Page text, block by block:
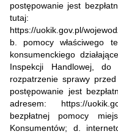
postępowanie jest
tutaj:
https://uokik.gov.pl/
b. pomocy właściwego
konsumenckiego
Inspekcji Handlowej,
rozpatrzenie sprawy
postępowanie jest
adresem: https://
bezpłatnej pomocy
Konsumentów; d.